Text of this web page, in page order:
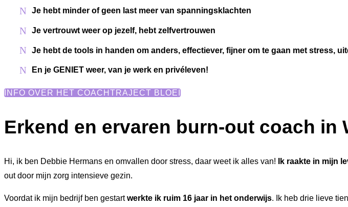
Je hebt minder of geen last meer van spanningsklachten
Je vertrouwt weer op jezelf, hebt zelfvertrouwen
Je hebt de tools in handen om anders, effectiever, fijner om te gaan met stress,
En je GENIET weer, van je werk en privéleven!
INFO OVER HET COACHTRAJECT BLOEI
Erkend en ervaren burn-out coach in
Hi, ik ben Debbie Hermans en omvallen door stress, daar weet ik alles van! Ik raakte in mijn
out door mijn zorg intensieve gezin.
Voordat ik mijn bedrijf ben gestartwerkte ik ruim 16 jaar in het onderwijs. Ik heb drie lieve